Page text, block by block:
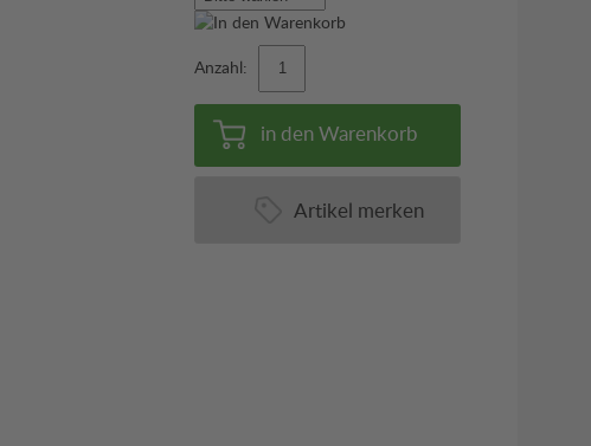
Anzahl:
in den Warenkorb
Artikel merken